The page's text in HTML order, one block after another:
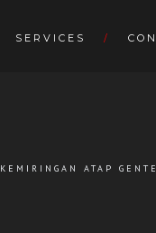
SERVICES
KEMIRINGAN ATAP